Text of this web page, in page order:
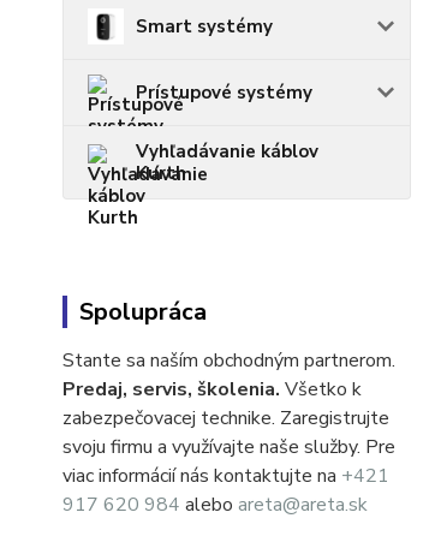
Smart systémy
Prístupové systémy
Vyhľadávanie káblov
Kurth
Spolupráca
Stante sa naším obchodným partnerom.
Predaj, servis, školenia. Všetko k
zabezpečovacej technike. Zaregistrujte
svoju firmu a využívajte naše služby. Pre
viac informácií nás kontaktujte na +421
917 620 984 alebo areta@areta.sk